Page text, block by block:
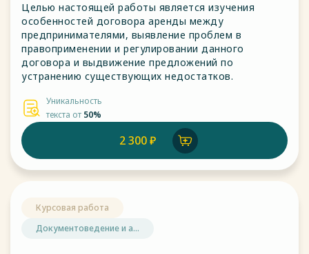
Целью настоящей работы является изучения
особенностей договора аренды между
предпринимателями, выявление проблем в
правоприменении и регулировании данного
договора и выдвижение предложений по
устранению существующих недостатков.
Уникальность
текста от 50%
2 300 ₽
Курсовая работа
Документоведение и а...